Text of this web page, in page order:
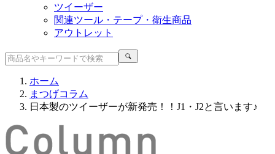
ツイーザー
関連ツール・テープ・衛生商品
アウトレット
ホーム
まつげコラム
日本製のツイーザーが新発売！！J1・J2と言います♪